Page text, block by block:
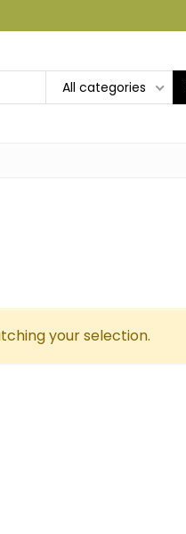
All categories
your selection.